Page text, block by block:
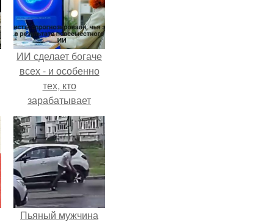
ИИ сделает богаче
всех - и особенно
тех, кто
зарабатывает
меньше всего.
Пьяный мужчина